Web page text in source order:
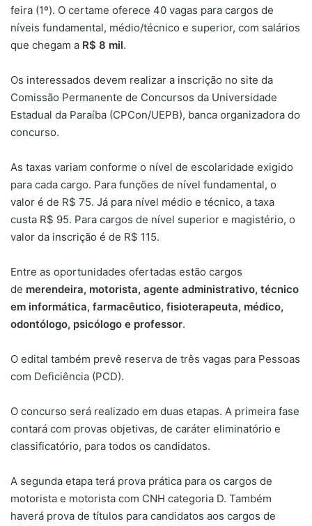
feira (1º). O certame oferece 40 vagas para cargos de
níveis fundamental, médio/técnico e superior, com salários
que chegam a R$ 8 mil.
Os interessados devem realizar a inscrição no site da
Comissão Permanente de Concursos da Universidade
Estadual da Paraíba (CPCon/UEPB), banca organizadora do
concurso.
As taxas variam conforme o nível de escolaridade exigido
para cada cargo. Para funções de nível fundamental, o
valor é de R$ 75. Já para nível médio e técnico, a taxa
custa R$ 95. Para cargos de nível superior e magistério, o
valor da inscrição é de R$ 115.
Entre as oportunidades ofertadas estão cargos
de merendeira, motorista, agente administrativo, técnico
em informática, farmacêutico, fisioterapeuta, médico,
odontólogo, psicólogo e professor.
O edital também prevê reserva de três vagas para Pessoas
com Deficiência (PCD).
O concurso será realizado em duas etapas. A primeira fase
contará com provas objetivas, de caráter eliminatório e
classificatório, para todos os candidatos.
A segunda etapa terá prova prática para os cargos de
motorista e motorista com CNH categoria D. Também
haverá prova de títulos para candidatos aos cargos de